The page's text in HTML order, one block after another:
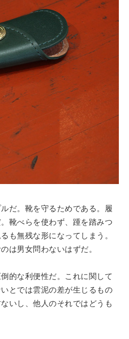
だ。靴を守るためである。履
靴べらを使わず、踵を踏みつ
も無残な形になってしまう。
は男女問わないはずだ。
的な利便性だ。これに関して
とでは雲泥の差が生じるもの
いし、他人のそれではどうも